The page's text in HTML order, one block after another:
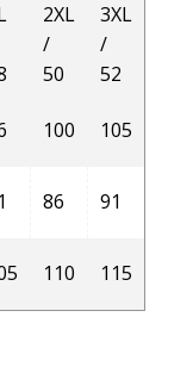
2XL
/
50
3XL
/
52
100 105
86 91
110 115